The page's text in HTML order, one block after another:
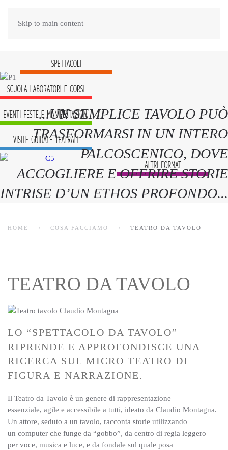
Skip to main content
...UN SEMPLICE TAVOLO PUÒ
TRASFORMARSI IN UN INTERO
PALCOSCENICO, DOVE
ACCOGLIERE E OFFRIRE STORIE
INTRISE D’UN ETHOS PROFONDO...
HOME COSA FACCIAMO TEATRO DA TAVOLO
TEATRO DA TAVOLO
LO “SPETTACOLO DA TAVOLO”
RIPRENDE E APPROFONDISCE UNA
RICERCA SUL MICRO TEATRO DI
FIGURA E NARRAZIONE.
Il Teatro da Tavolo è un genere di rappresentazione
essenziale, agile e accessibile a tutti, ideato da Claudio Montagna.
Un attore, seduto a un tavolo, racconta storie utilizzando
un computer che funge da “gobbo”, da centro di regia leggero
per voce, musica e luce, e da fondale sul quale posa